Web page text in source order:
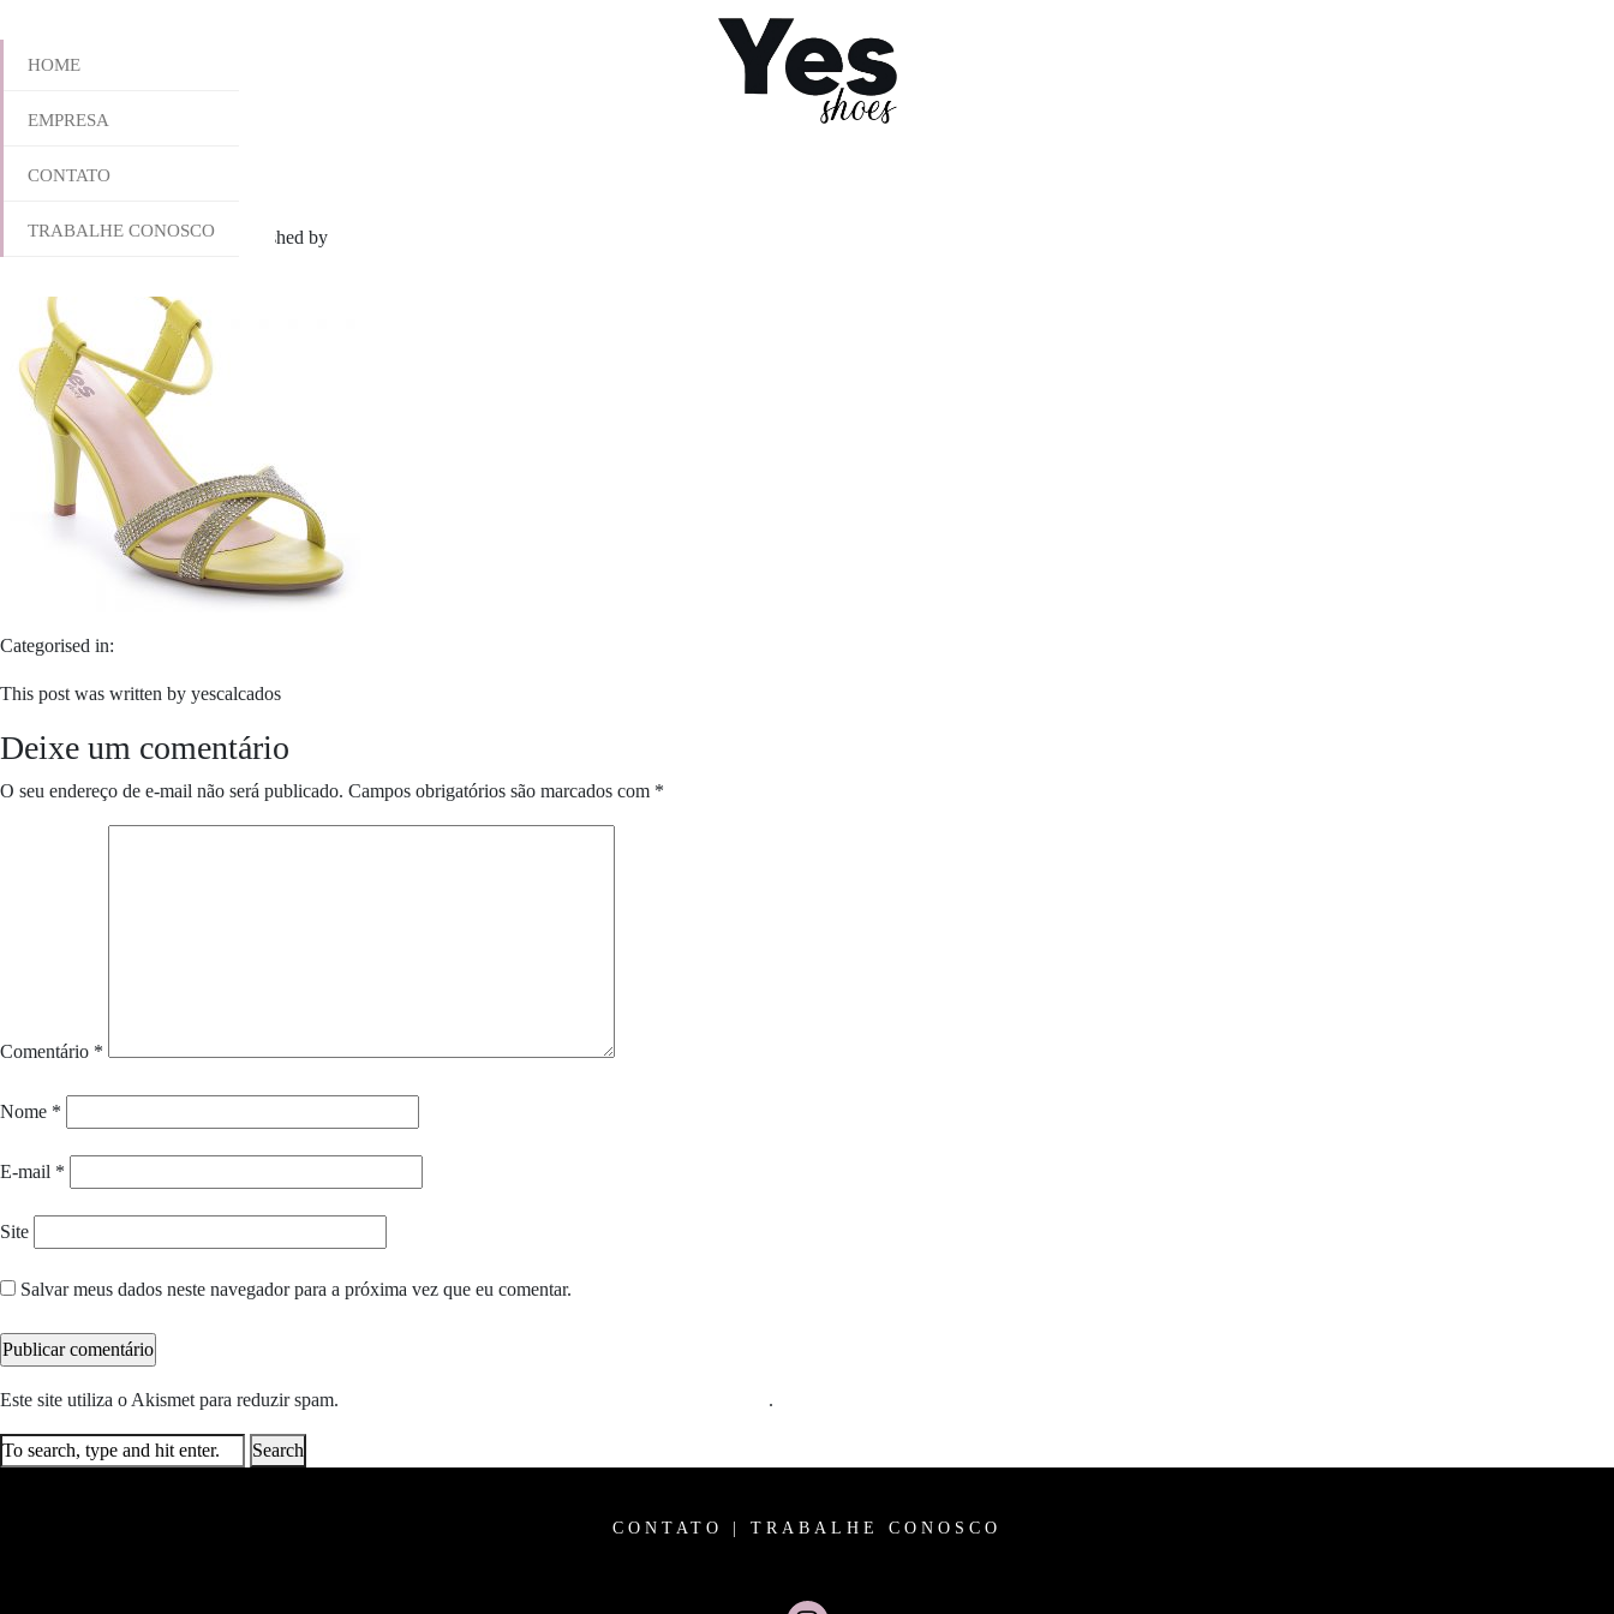
HOME
EMPRESA
CONTATO
TRABALHE CONOSCO
762-5206
novembro 18, 2022 10:08 am Published by
Categorised in:
This post was written by yescalcados
Deixe um comentário
O seu endereço de e-mail não será publicado. Campos obrigatórios são marcados com *
Comentário *
Nome *
E-mail *
Site
Salvar meus dados neste navegador para a próxima vez que eu comentar.
Este site utiliza o Akismet para reduzir spam. .
Search
CONTATO TRABALHE CONOSCO